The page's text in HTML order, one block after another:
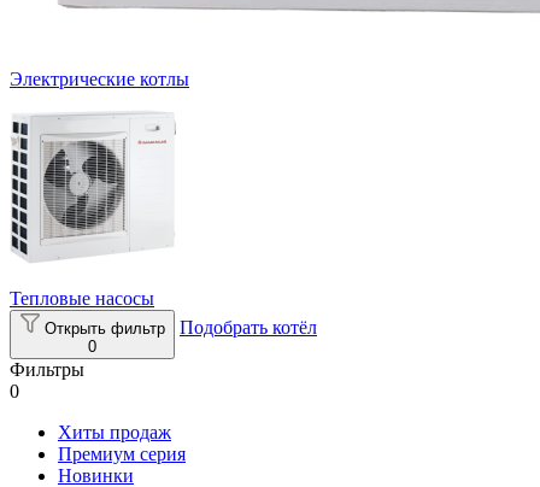
Электрические котлы
Тепловые насосы
Открыть фильтр
0
Подобрать котёл
Фильтры
0
Хиты продаж
Премиум серия
Новинки